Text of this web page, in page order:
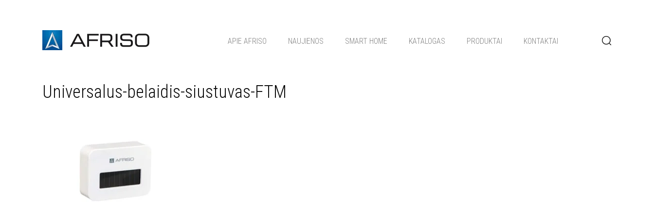
APIE AFRISO NAUJIENOS SMART HOME KATALOGAS PRODUKTAI KONTAKTAI
Universalus-belaidis-siustuvas-FTM